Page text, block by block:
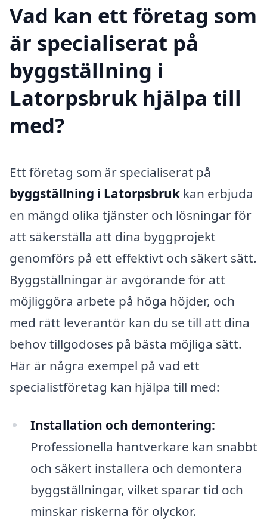
Vad kan ett företag som
är specialiserat på
byggställning i
Latorpsbruk hjälpa till
med?
Ett företag som är specialiserat på
byggställning i Latorpsbruk kan erbjuda
en mängd olika tjänster och lösningar för
att säkerställa att dina byggprojekt
genomförs på ett effektivt och säkert sätt.
Byggställningar är avgörande för att
möjliggöra arbete på höga höjder, och
med rätt leverantör kan du se till att dina
behov tillgodoses på bästa möjliga sätt.
Här är några exempel på vad ett
specialistföretag kan hjälpa till med:
Installation och demontering:
Professionella hantverkare kan snabbt
och säkert installera och demontera
byggställningar, vilket sparar tid och
minskar riskerna för olyckor.